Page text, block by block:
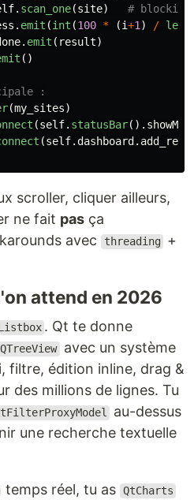
. scan_one(site)
. emit (int (100 * (i+1) / len
. emit ( result)
()
(my_sites)
(self. statusBar().
(self.dashboard .
scroller, cliquer ailleurs,
ne fait pas ça
avec
threading +
attend en 2026
. Qt te donne
QTreeView avec un système
filtre, édition inline, drag &
des millions de lignes. Tu
au-dessus
une recherche textuelle
temps réel, tu as QtCharts